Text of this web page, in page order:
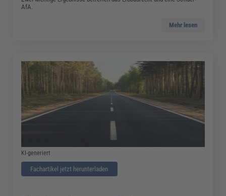
AfA.
Mehr lesen
KI-generiert
Fachartikel jetzt herunterladen